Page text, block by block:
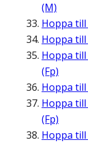
(M)
Hoppa till
Hoppa till
Hoppa till
(Fp)
Hoppa till
Hoppa till
(Fp)
Hoppa till